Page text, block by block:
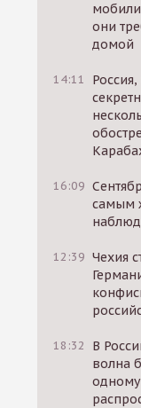
они
домой
14:11
16:09
самым
12:39 Чехия
18:32
В
волна